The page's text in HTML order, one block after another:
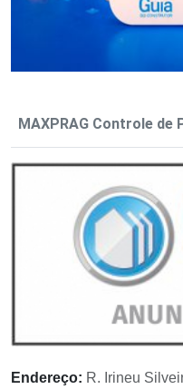
MAXPRAG Controle de
Endereço: R. Irineu